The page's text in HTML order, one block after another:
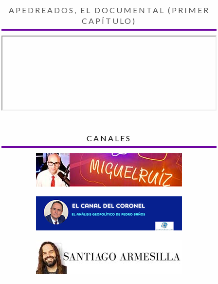
APEDREADOS, EL DOCUMENTAL (PRIMER
CAPÍTULO)
CANALES